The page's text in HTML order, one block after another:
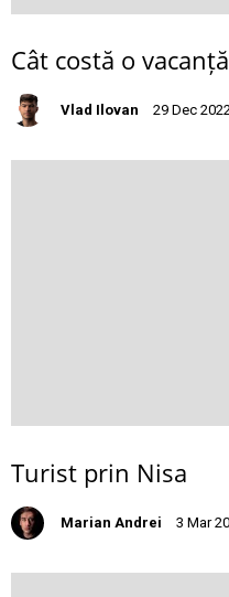
Cât costă o
Vlad Ilovan 29 Dec
Turist prin Nisa
Marian Andrei 3 Mar